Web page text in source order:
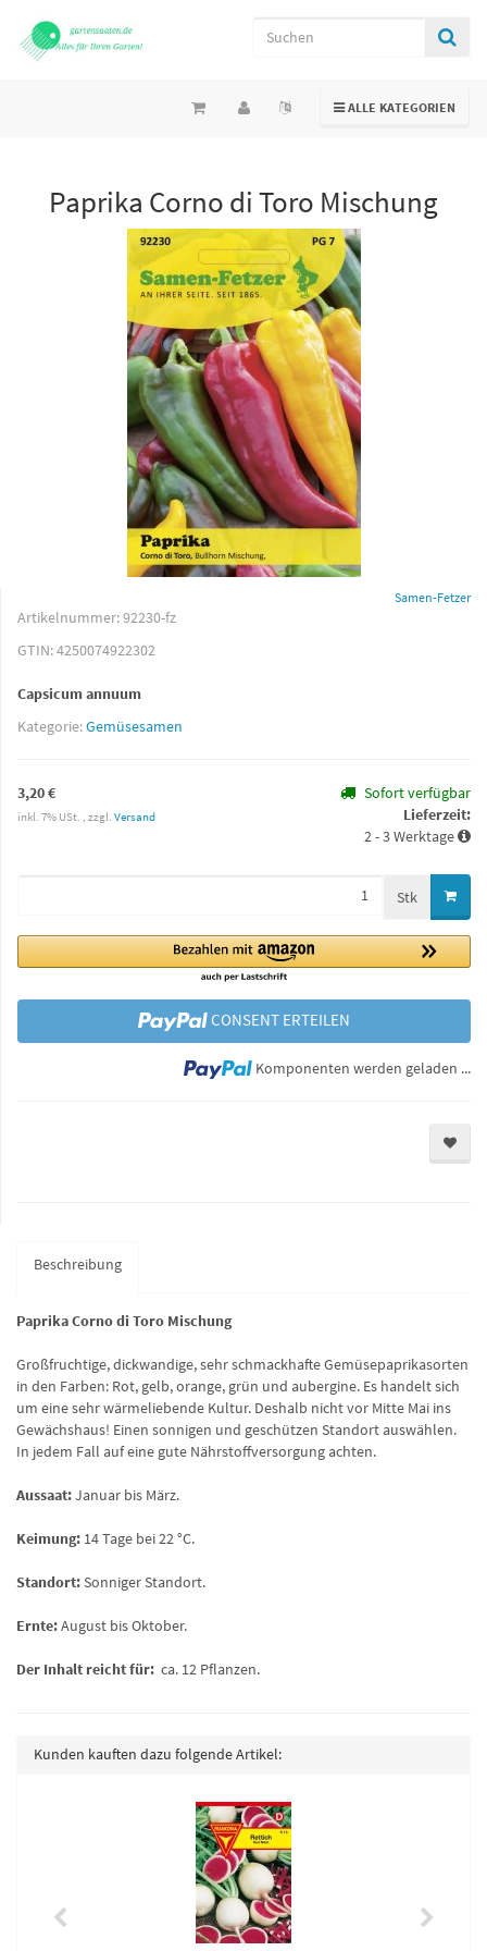
TOGGLE NAVIGATION
ALLE KATEGORIEN
Paprika Corno di Toro Mischung
Samen-Fetzer
Artikelnummer:92230-fz
GTIN:4250074922302
Capsicum annuum
Kategorie:Gemüsesamen
3,20 €
inkl. 7% USt. , zzgl. Versand
Sofort verfügbar
Lieferzeit:
2 - 3 Werktage
Stk
CONSENT ERTEILEN
Komponenten werden geladen ...
Beschreibung
Paprika Corno di Toro Mischung
Großfruchtige, dickwandige, sehr schmackhafte Gemüsepaprikasorten
in den Farben: Rot, gelb, orange, grün und aubergine. Es handelt sich
um eine sehr wärmeliebende Kultur. Deshalb nicht vor Mitte Mai ins
Gewächshaus! Einen sonnigen und geschützen Standort auswählen.
In jedem Fall auf eine gute Nährstoffversorgung achten.
Aussaat:Januar bis März.
Keimung: 14 Tage bei 22 °C.
Standort:Sonniger Standort.
Ernte:August bis Oktober.
Der Inhalt reicht für: ca. 12 Pflanzen.
Kunden kauften dazu folgende Artikel: